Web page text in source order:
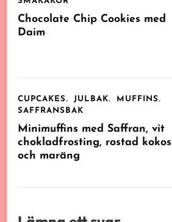
Chocolate Chip Cookies med
Daim
CUPCAKES JULBAK
MUFFINS
SAFFRANSBAK
Minimuffins med Saffran, vit
chokladfrosting, rostad kokos
och maräng